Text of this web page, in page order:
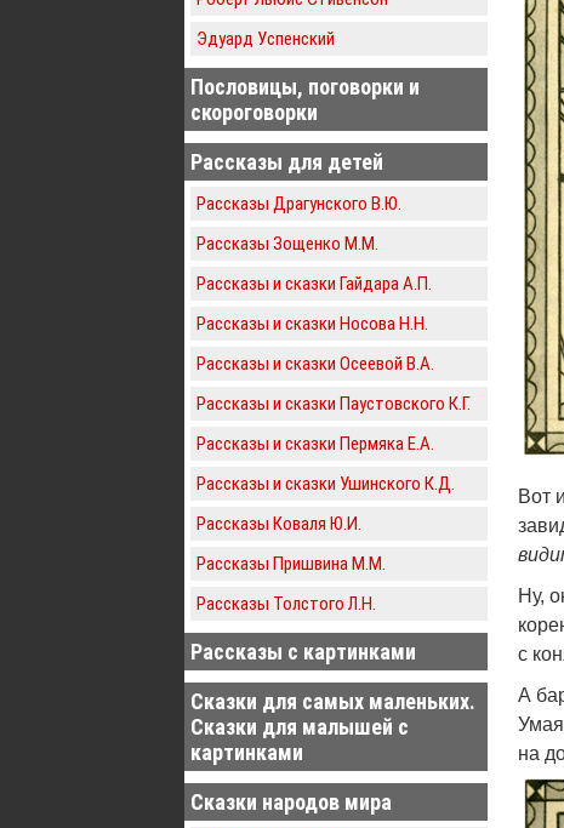
Эдуард Успенский
Пословицы, поговорки и
скороговорки
Рассказы для детей
Рассказы Драгунского В.Ю.
Рассказы Зощенко М.М.
Рассказы и сказки Гайдара А.П.
Рассказы и сказки Носова Н.Н.
Рассказы и сказки Осеевой В.А.
Рассказы и сказки Паустовского К.Г.
Рассказы и сказки Пермяка Е.А.
Рассказы и сказки Ушинского К.Д.
Рассказы Коваля Ю.И.
Рассказы Пришвина М.М.
Рассказы Толстого Л.Н.
Рассказы с картинками
Сказки для самых маленьких.
Сказки для малышей с
картинками
Сказки народов мира
Вот
Ну,
с
А
на